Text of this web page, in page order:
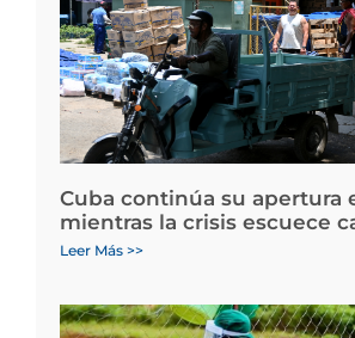
Cuba continúa su apertura
mientras la crisis escuece
Leer Más >>